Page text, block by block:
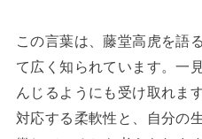
この言葉は、藤堂高虎を語
て広く知られています。一
んじるようにも受け取れま
対応する柔軟性と、自分の